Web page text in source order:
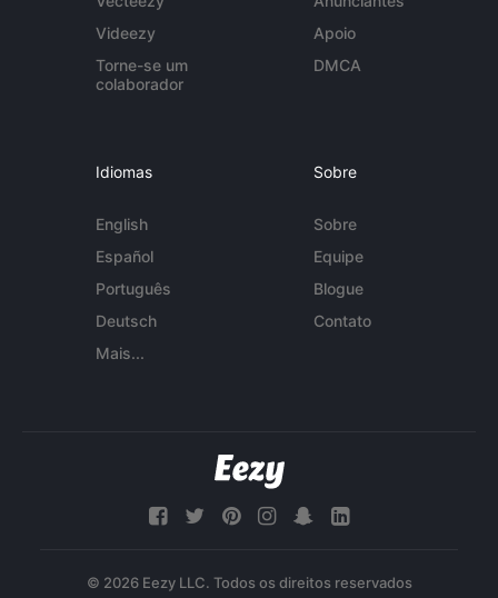
Videezy
Torne-se um
colaborador
Apoio
DMCA
Idiomas
English
Español
Português
Deutsch
Mais...
Sobre
Sobre
Equipe
Blogue
Contato
© 2026 Eezy LLC. Todos os direitos reservados